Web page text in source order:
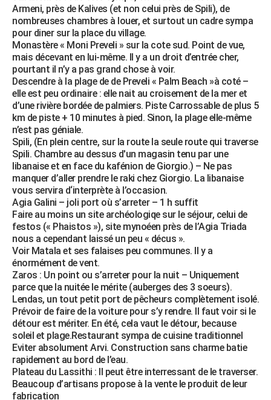
Armeni, près de Kalives (et non celui près de Spili), de
nombreuses chambres à louer, et surtout un cadre sympa
pour diner sur la place du village.
Monastère « Moni Preveli » sur la cote sud. Point de vue,
mais décevant en lui-même. Il y a un droit d’entrée cher,
pourtant il n’y a pas grand chose à voir.
Descendre à la plage de de Preveli « Palm Beach »à coté –
elle est peu ordinaire : elle nait au croisement de la mer et
d’une rivière bordée de palmiers. Piste Carrossable de plus 5
km de piste + 10 minutes à pied. Sinon, la plage elle-même
n’est pas géniale.
Spili, (En plein centre, sur la route la seule route qui traverse
Spili. Chambre au dessus d'un magasin tenu par une
libanaise et en face du kafénion de Giorgio.) – Ne pas
manquer d’aller prendre le raki chez Giorgio. La libanaise
vous servira d‘interprète à l’occasion.
Agia Galini – joli port où s’arreter – 1 h suffit
Faire au moins un site archéologiqe sur le séjour, celui de
festos (« Phaistos »), site mynoéen près de l’Agia Triada
nous a cependant laissé un peu « décus ».
Voir Matala et ses falaises peu communes. Il y a
énormément de vent.
Zaros : Un point ou s’arreter pour la nuit – Uniquement
parce que la nuitée le mérite (auberges des 3 soeurs).
Lendas, un tout petit port de pêcheurs complètement isolé.
Prévoir de faire de la voiture pour s’y rendre. Il faut voir si le
détour est mériter. En été, cela vaut le détour, because
soleil et plage.Restaurant sympa de cuisine traditionnel
Eviter absolument Arvi. Construction sans charme batie
rapidement au bord de l’eau.
Plateau du Lassithi : Il peut être interressant de le traverser.
Beaucoup d’artisans propose à la vente le produit de leur
fabrication